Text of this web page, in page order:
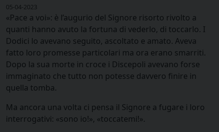
05-04-2023
«Pace a voi»: è l’augurio del Signore risorto rivolto a
quanti hanno avuto la fortuna di vederlo, di toccarlo. I
Dodici lo avevano seguito, ascoltato e amato. Aveva
fatto loro promesse particolari ma ora erano smarriti.
Dopo la sua morte in croce i Discepoli avevano forse
immaginato che tutto non potesse davvero finire in
quella tomba.
Ma ancora una volta ci pensa il Signore a fugare i loro
interrogativi: «sono io!», «toccatemi!».